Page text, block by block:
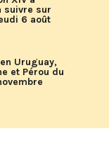
suivre sur
6 août
Uruguay,
et Pérou du